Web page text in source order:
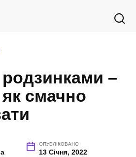
–
смачно
ОПУБЛІКОВАНО
13 Січня, 2022